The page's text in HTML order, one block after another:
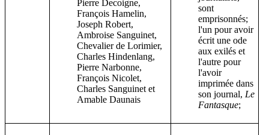
Pierre Decoigne,
François Hamelin,
Joseph Robert,
Ambroise Sanguinet,
Chevalier de Lorimier,
Charles Hindenlang,
Pierre Narbonne,
François Nicolet,
Charles Sanguinet et
Amable Daunais
sont
emprisonnés;
l'un pour avoir
écrit une ode
aux exilés et
l'autre pour
l'avoir
imprimée dans
son journal, Le
Fantasque;